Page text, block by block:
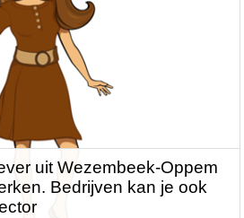
uit Wezembeek-Oppem
Bedrijven kan je ook